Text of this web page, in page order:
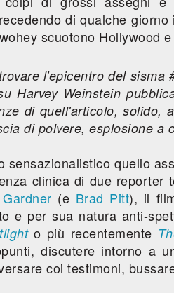
di qualche
scuotono Hollywood
l'epicentro del sisma
Harvey Weinstein
di quell'articolo, solido,
di polvere, esplosione a
sensazionalistico quello
clinica di due reporter
(e Brad Pitt), il
e per sua natura anti-
o più recentemente
discutere intorno a
coi testimoni,